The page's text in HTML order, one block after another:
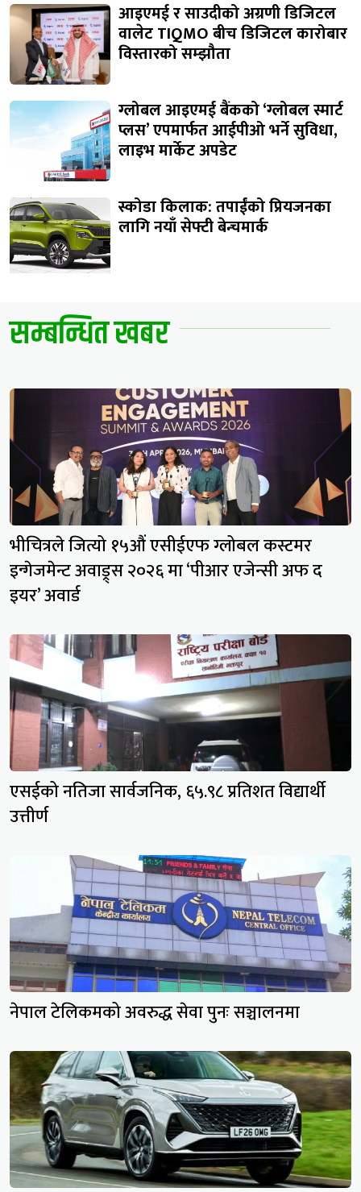
आइएमई र साउदीको अग्रणी डिजिटल
वालेट TIQMO बीच डिजिटल कारोबार
विस्तारको सम्झौता
ग्लोबल आइएमई बैंकको ‘ग्लोबल स्मार्ट
प्लस’ एपमार्फत आईपीओ भर्ने सुविधा,
लाइभ मार्केट अपडेट
स्कोडा किलाक: तपाईंको प्रियजनका
लागि नयाँ सेफ्टी बेन्चमार्क
सम्बन्धित खबर
भीचित्रले जित्यो १५औं एसीईएफ ग्लोबल कस्टमर
इन्गेजमेन्ट अवाड्र्स २०२६ मा ‘पीआर एजेन्सी अफ द
इयर’ अवार्ड
एसईको नतिजा सार्वजनिक, ६५.९८ प्रतिशत विद्यार्थी
उत्तीर्ण
नेपाल टेलिकमको अवरुद्ध सेवा पुनः सञ्चालनमा